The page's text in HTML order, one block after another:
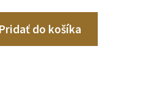
Pridať do košíka